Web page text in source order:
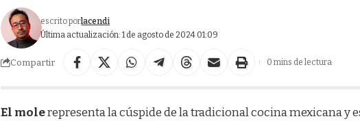
Última actualización: 1 de agosto de 2024 01:09
escrito porlacendi
Compartir 0 mins de lectura
El molerepresenta la cúspide de la tradicional cocina mexicana y